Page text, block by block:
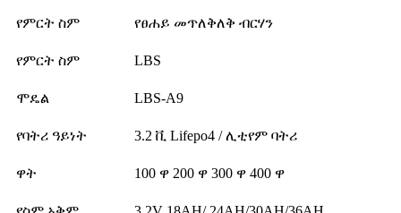
የምርት ስም የፀሐይ መጥለቅለቅ ብርሃን
የምርት ስም LBS
ሞዴል LBS-A9
የባትሪ ዓይነት 3.2 ቪ Lifepo4 / ሊቲየም ባትሪ
ዋት 100 ዋ 200 ዋ 300 ዋ 400 ዋ